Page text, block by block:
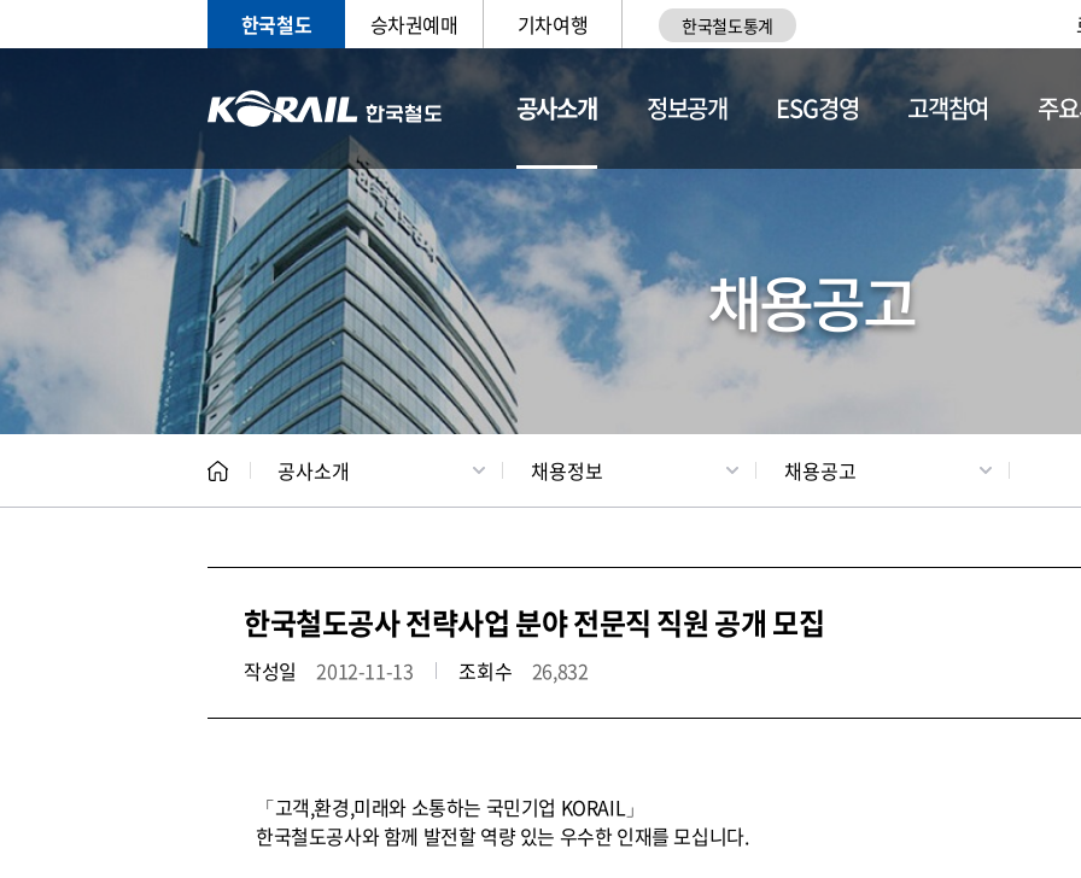
한국철도 승차권예매 기차여행 한국철도통계
공사소개
CEO 일반현황 채용정보
정보공개 ESG경영 고객참여 주
채용공고
공사소개 채용정보 채용공고
한국철도공사 전략사업 분야 전문직 직원 공개 모집
작성일 2012-11-13 조회수 26,832
「고객,환경,미래와 소통하는 국민기업 KORAIL」
한국철도공사와 함께 발전할 역량 있는 우수한 인재를 모십니다.